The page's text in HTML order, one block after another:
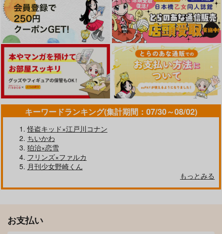
キーワードランキング(集計期間：07/30～08/02)
怪盗キッド×江戸川コナン
ちいかわ
狛治×恋雪
フリンズ×ファルカ
月刊少女野崎くん
もっとみる
お支払い